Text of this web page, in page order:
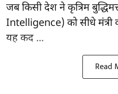
जब किसी देश ने कृत्रिम
Intelligence) को सीधे मंत्री
यह कद ...
Read